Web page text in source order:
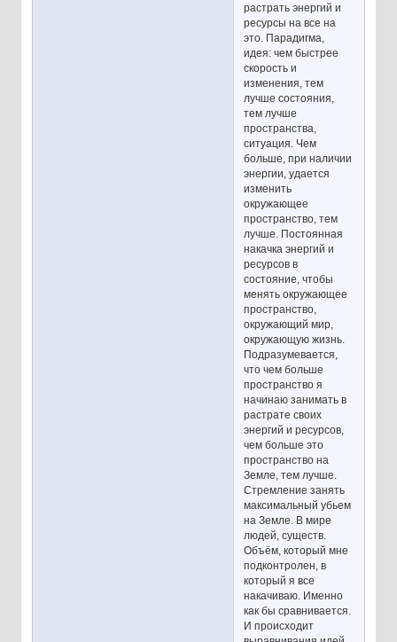
растрать энергий и
ресурсы на все на
это. Парадигма,
идея: чем быстрее
скорость и
изменения, тем
лучше состояния,
тем лучше
пространства,
ситуация. Чем
больше, при наличии
энергии, удается
изменить
окружающее
пространство, тем
лучше. Постоянная
накачка энергий и
ресурсов в
состояние, чтобы
менять окружающее
пространство,
окружающий мир,
окружающую жизнь.
Подразумевается,
что чем больше
пространство я
начинаю занимать в
растрате своих
энергий и ресурсов,
чем больше это
пространство на
Земле, тем лучше.
Стремление занять
максимальный убьем
на Земле. В мире
людей, существ.
Объём, который мне
подконтролен, в
который я все
накачиваю. Именно
как бы сравнивается.
И происходит